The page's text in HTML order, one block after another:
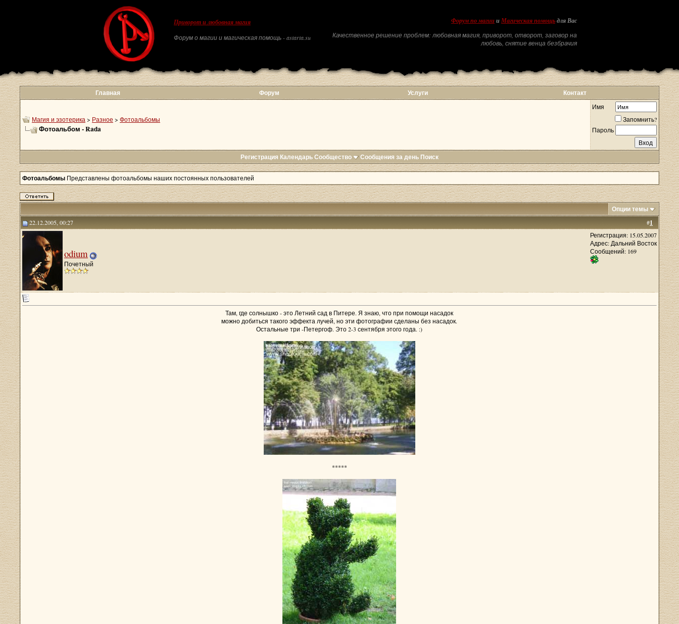
Приворот и любовная магия
Форум о магии и магическая помощь - astarta.su
Форум по магии и Магическая помощь для Вас
Качественное решение проблем: любовная магия, приворот, отворот, заговор на
любовь, снятие венца безбрачия
Главная Форум Услуги Контакт
Магия и эзотерика > Разное > Фотоальбомы
Фотоальбом - Rada
Имя
Запомнить?
Пароль
Регистрация КалендарьСообщество Сообщения за день Поиск
Фотоальбомы Представлены фотоальбомы наших постоянных пользователей
Опции темы
#1
22.12.2005, 00:27
odium
Почетный
Регистрация: 15.05.2007
Адрес: Дальний Восток
Сообщений: 169
Там, где солнышко - это Летний сад в Питере. Я знаю, что при помощи насадок
можно добиться такого эффекта лучей, но эти фотографии сделаны без насадок.
Остальные три -Петергоф. Это 2-3 сентября этого года. :)
*****